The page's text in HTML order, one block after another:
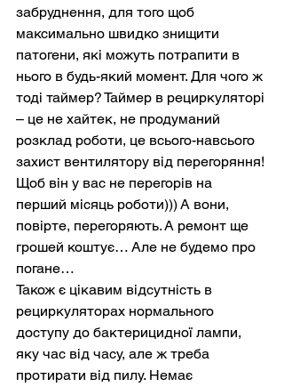
забруднення, для того щоб
максимально швидко знищити
патогени, які можуть потрапити в
нього в будь-який момент. Для чого ж
тоді таймер? Таймер в рециркуляторі
– це не хайтек, не продуманий
розклад роботи, це всього-навсього
захист вентилятору від перегоряння!
Щоб він у вас не перегорів на
перший місяць роботи))) А вони,
повірте, перегоряють. А ремонт ще
грошей коштує… Але не будемо про
погане…
Також є цікавим відсутність в
рециркуляторах нормального
доступу до бактерицидної лампи,
яку час від часу, але ж треба
протирати від пилу. Немає